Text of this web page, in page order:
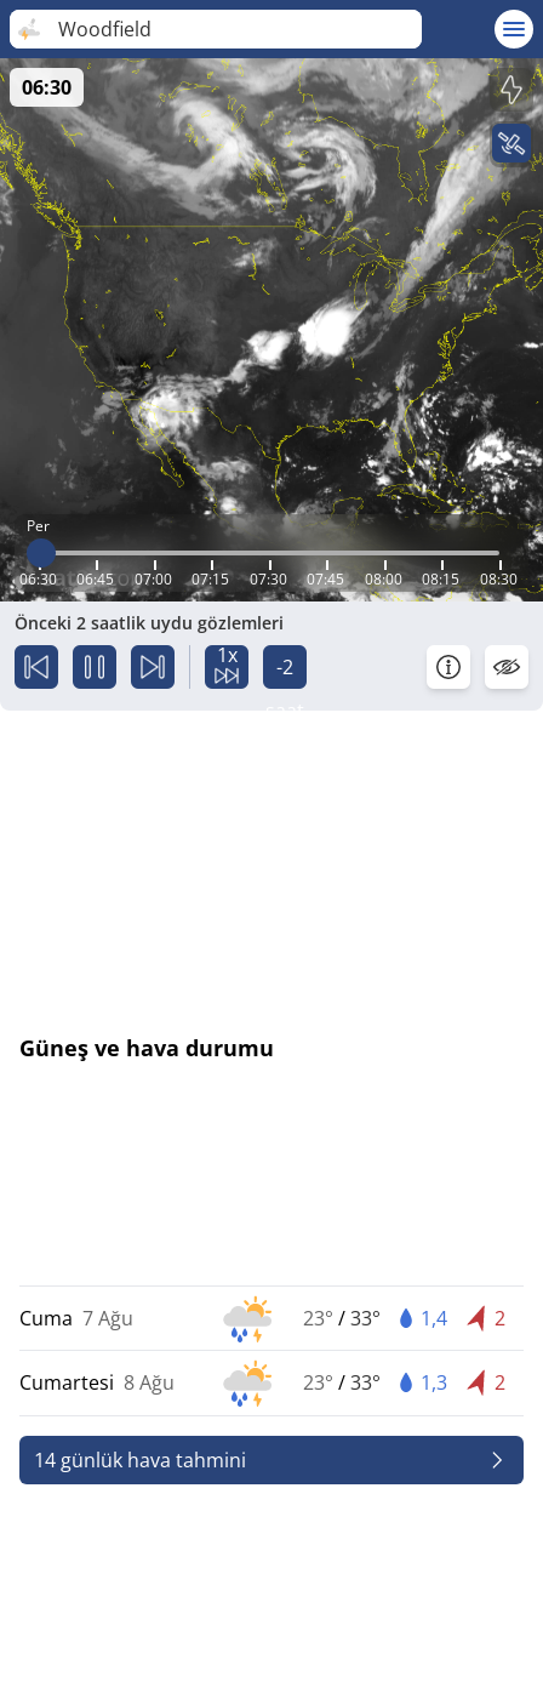
Woodfield
Per
06:30 06:45 07:00 07:15 07:30 07:45 08:00 08:15 08:30
06:30
Önceki 2 saatlik uydu gözlemleri
1x
-2
Güneş ve hava durumu
Cuma 7 Ağu 23° /33° 1,4 2
Cumartesi 8 Ağu 23° /33° 1,3 2
14 günlük hava tahmini